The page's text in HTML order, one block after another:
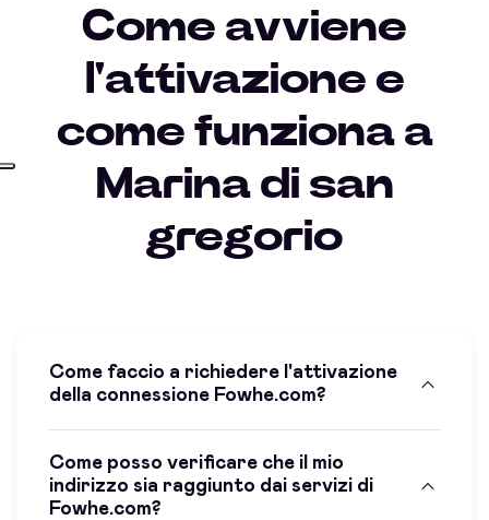
Come avviene
l'attivazione e
come funziona a
Marina di san
gregorio
Come faccio a richiedere l'attivazione
della connessione Fowhe.com?
Come posso verificare che il mio
indirizzo sia raggiunto dai servizi di
Fowhe.com?